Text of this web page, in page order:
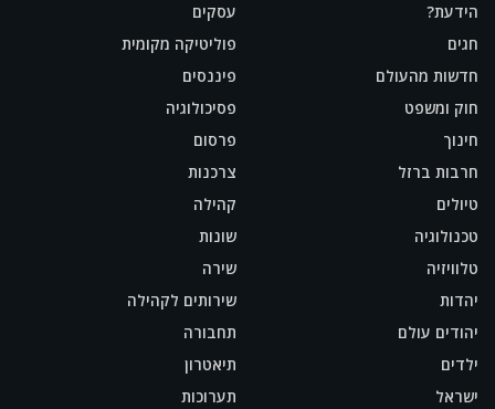
הידעת?
חגים
חדשות מהעולם
חוק ומשפט
חינוך
חרבות ברזל
טיולים
טכנולוגיה
טלוויזיה
יהדות
יהודים עולם
ילדים
ישראל
עסקים
פוליטיקה מקומית
פיננסים
פסיכולוגיה
פרסום
צרכנות
קהילה
שונות
שירה
שירותים לקהילה
תחבורה
תיאטרון
תערוכות